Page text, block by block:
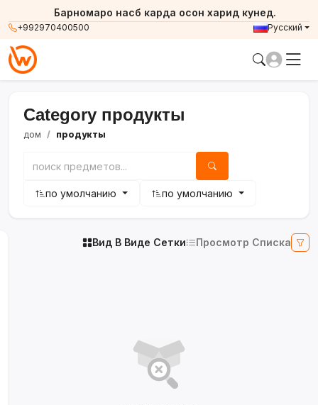
+992970400500
Барномаро насб карда осон харид кунед.
Русский
Category продукты
дом продукты
по умолчанию по умолчанию
Вид В Виде Сетки Просмотр Списка